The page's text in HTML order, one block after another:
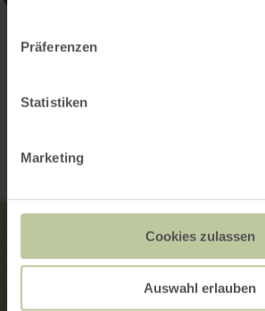
Präferenzen
Statistiken
Marketing
Cookies zulassen
Auswahl erlauben
Contact